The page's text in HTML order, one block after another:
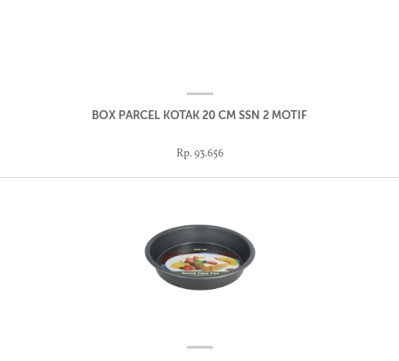
BOX PARCEL KOTAK 20 CM SSN 2 MOTIF
Rp. 93.656